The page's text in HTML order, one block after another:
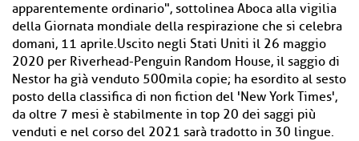
apparentemente ordinario", sottolinea Aboca alla vigilia
della Giornata mondiale della respirazione che si celebra
domani, 11 aprile.Uscito negli Stati Uniti il 26 maggio
2020 per Riverhead-Penguin Random House, il saggio di
Nestor ha già venduto 500mila copie; ha esordito al sesto
posto della classifica di non fiction del 'New York Times',
da oltre 7 mesi è stabilmente in top 20 dei saggi più
venduti e nel corso del 2021 sarà tradotto in 30 lingue.